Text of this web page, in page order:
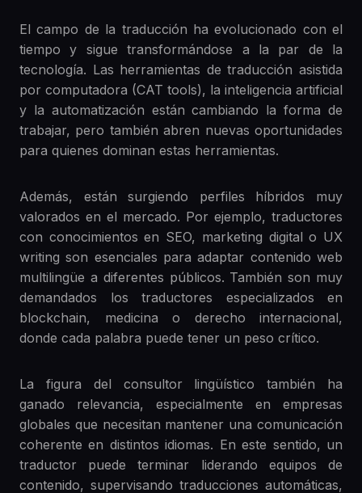
El campo de la traducción ha evolucionado con el
tiempo y sigue transformándose a la par de la
tecnología. Las herramientas de traducción asistida
por computadora (CAT tools), la inteligencia artificial
y la automatización están cambiando la forma de
trabajar, pero también abren nuevas oportunidades
para quienes dominan estas herramientas.
Además, están surgiendo perfiles híbridos muy
valorados en el mercado. Por ejemplo, traductores
con conocimientos en SEO, marketing digital o UX
writing son esenciales para adaptar contenido web
multilingüe a diferentes públicos. También son muy
demandados los traductores especializados en
blockchain, medicina o derecho internacional,
donde cada palabra puede tener un peso crítico.
La figura del consultor lingüístico también ha
ganado relevancia, especialmente en empresas
globales que necesitan mantener una comunicación
coherente en distintos idiomas. En este sentido, un
traductor puede terminar liderando equipos de
contenido, supervisando traducciones automáticas,